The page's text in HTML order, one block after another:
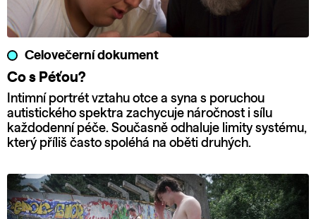
Celovečerní dokument
Co s Péťou?
Intimní portrét vztahu otce a syna s poruchou
autistického spektra zachycuje náročnost i sílu
každodenní péče. Současně odhaluje limity systému,
který příliš často spoléhá na oběti druhých.